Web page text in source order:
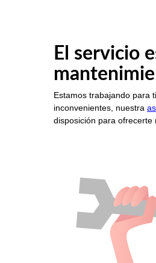
El servicio
Estamos trabajando para
inconvenientes, nuestra
disposición para ofrecerte